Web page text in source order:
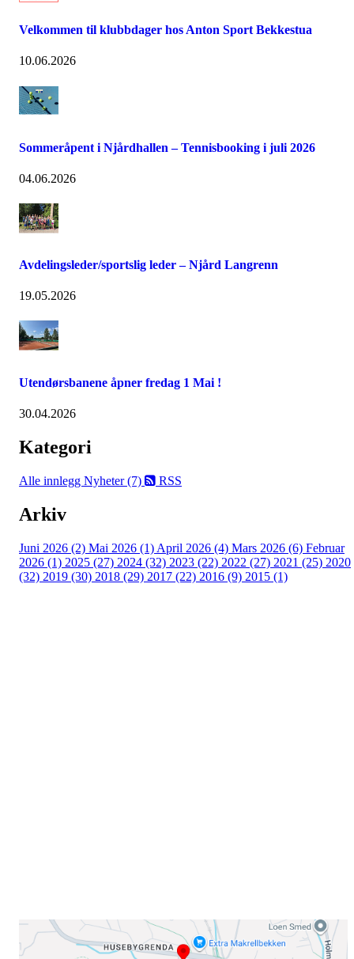
Velkommen til klubbdager hos Anton Sport Bekkestua
10.06.2026
Sommeråpent i Njårdhallen – Tennisbooking i juli 2026
04.06.2026
Avdelingsleder/sportslig leder – Njård Langrenn
19.05.2026
Utendørsbanene åpner fredag 1 Mai !
30.04.2026
Kategori
Alle innlegg Nyheter (7) RSS
Arkiv
Juni 2026 (2) Mai 2026 (1) April 2026 (4) Mars 2026 (6) Februar
2026 (1) 2025 (27) 2024 (32) 2023 (22) 2022 (27) 2021 (25) 2020
(32) 2019 (30) 2018 (29) 2017 (22) 2016 (9) 2015 (1)